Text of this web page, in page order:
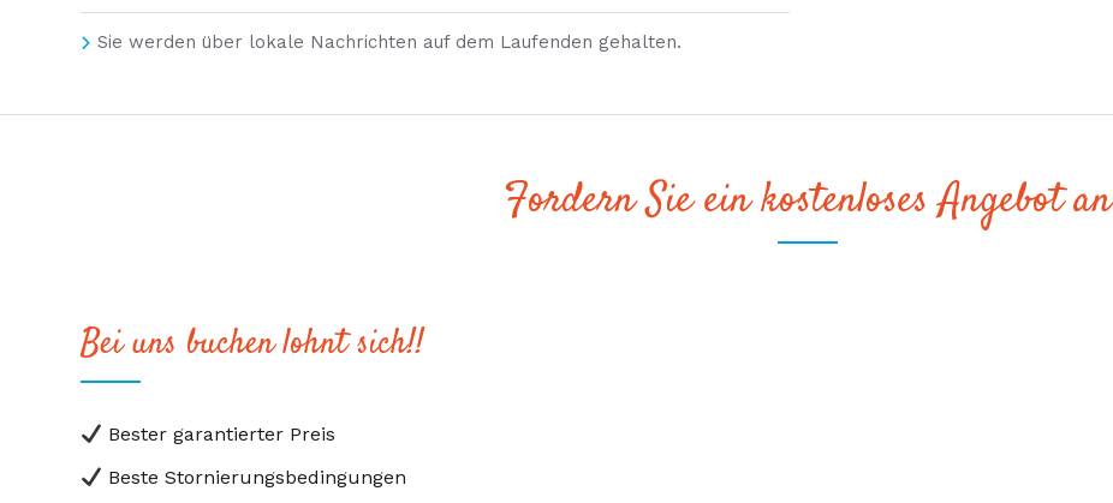
Sie werden über lokale Nachrichten auf dem Laufenden gehalten.
Fordern Sie ein kostenloses Angebot an
Bei uns buchen lohnt sich!!
Bester garantierter Preis
Beste Stornierungsbedingungen